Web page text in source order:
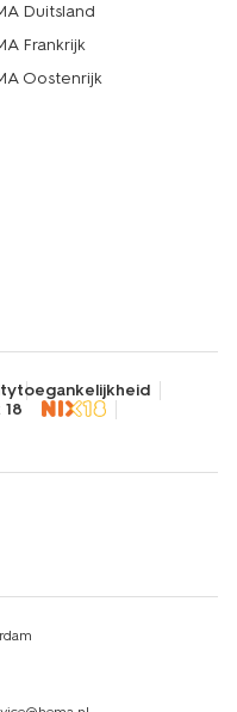
Duitsland
Frankrijk
Oostenrijk
toegankelijkheid
18